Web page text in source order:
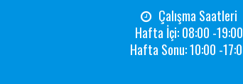
Çalışma Saatleri
Hafta İçi: 08:00 -19:00
Hafta Sonu: 10:00 -